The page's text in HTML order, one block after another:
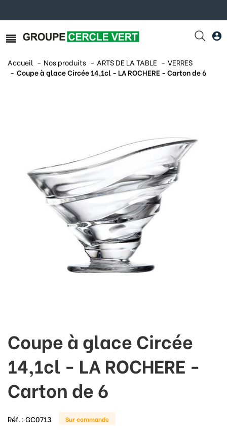
Accueil Nos produits ARTS DE LA TABLE
VERRES
Coupe à glace Circée 14,1cl - LA ROCHERE - Carton de 6
Coupe à glace Circée
14,1cl - LA ROCHERE -
Carton de 6
Réf. :GC0713 Sur commande